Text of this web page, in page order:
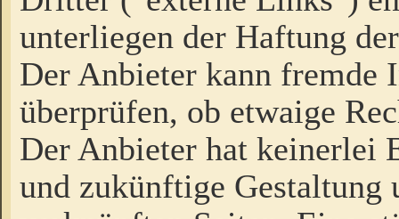
unterliegen der Haftung
Der Anbieter kann fremde
überprüfen, ob etwaige
Der Anbieter hat keinerlei
und zukünftige Gestaltung